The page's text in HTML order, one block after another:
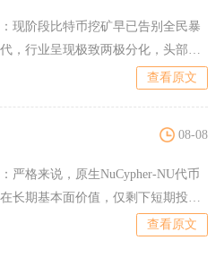
现阶段比特币挖矿早已告别全民暴
，行业呈现极致两极分化，头部规
查看原文
08-08
严格来说，原生NuCypher‑NU代币
长期基本面价值，仅剩下短期投机
查看原文